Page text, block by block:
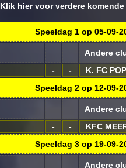
Klik hier voor verdere
Speeldag 1 op 05-09-
Andere
- - K. FC
Speeldag 2 op 12-09-
Andere
- - KFC
Speeldag 3 op 19-09-
Andere